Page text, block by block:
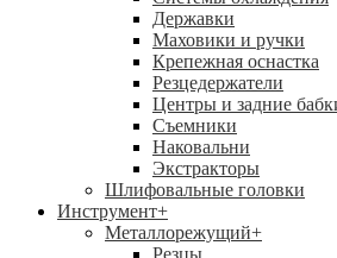
Державки
Маховики и ручки
Крепежная оснастка
Резцедержатели
Центры и задние
Съемники
Наковальни
Экстракторы
Шлифовальные головки
Инструмент+
Металлорежущий+
Резцы